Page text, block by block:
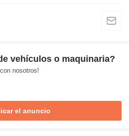
vehículos o maquinaria?
nosotros!
el anuncio